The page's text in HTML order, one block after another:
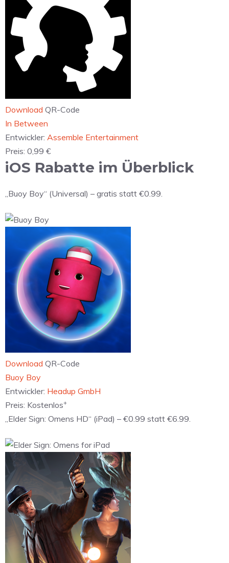
Download QR-Code
‎In Between
Entwickler: Assemble Entertainment
Preis: 0,99 €
iOS Rabatte im Überblick
„Buoy Boy“ (Universal) – gratis statt €0.99.
Download QR-Code
‎Buoy Boy
Entwickler: Headup GmbH
Preis: Kostenlos+
„Elder Sign: Omens HD“ (iPad) – €0.99 statt €6.99.